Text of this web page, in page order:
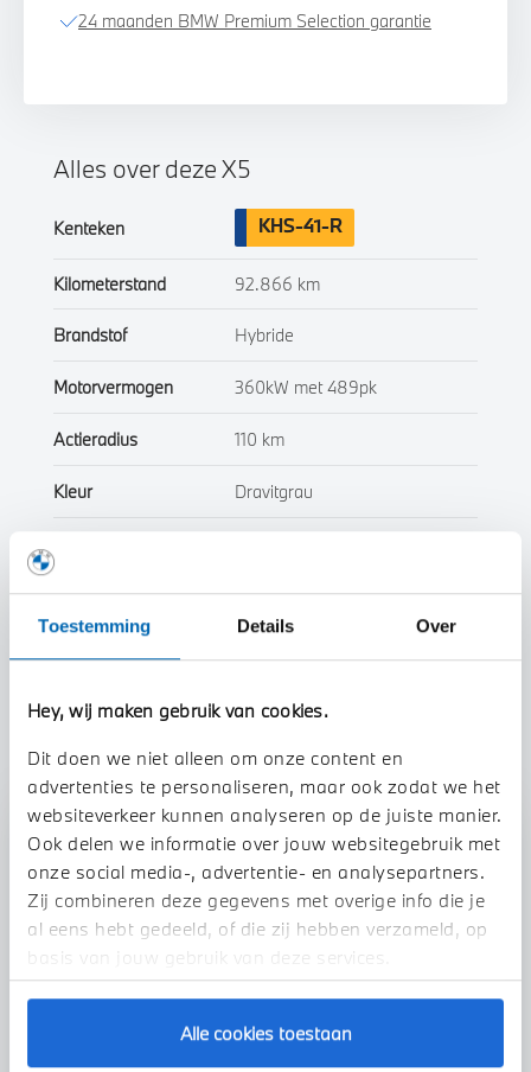
Toestemming Details Over
Hey, wij maken gebruik van cookies.
Dit doen we niet alleen om onze content en
advertenties te personaliseren, maar ook zodat we het
websiteverkeer kunnen analyseren op de juiste manier.
Ook delen we informatie over jouw websitegebruik met
onze social media-, advertentie- en analysepartners.
Zij combineren deze gegevens met overige info die je
al eens hebt gedeeld, of die zij hebben verzameld, op
basis van jouw gebruik van deze services.
Alle cookies toestaan
24 maanden BMW Premium Selection garantie
Uw auto inruilen?
Alles over deze X5
Kenteken KHS-41-R
Kilometerstand 92.866 km
Brandstof Hybride
Motorvermogen 360kW met 489pk
Actieradius 110 km
Kleur Dravitgrau
Btw/Marge Marge